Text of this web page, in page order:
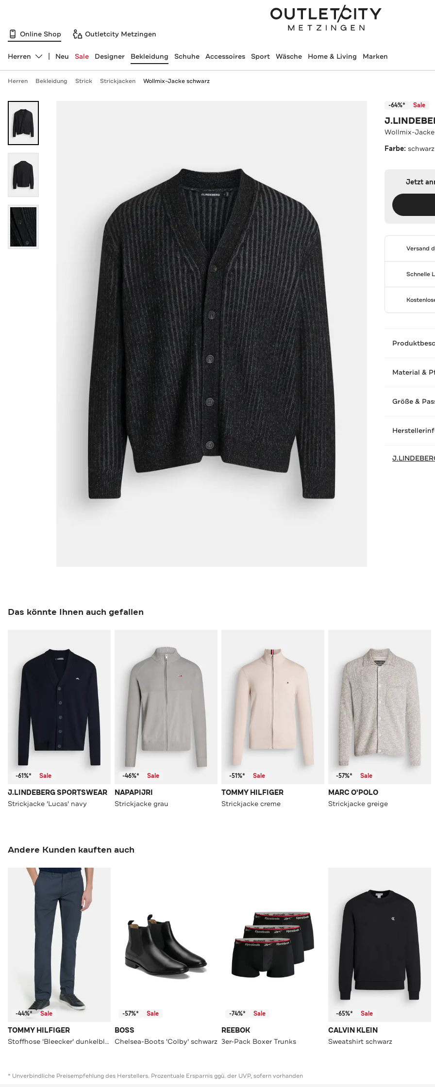
Online Shop Outletcity Metzingen
Abteilung ändern, ausgewählt:
Herren Neu Sale Designer Bekleidung Schuhe Accessoires Sport Wäsche Home & Living Marken
Herren Bekleidung Strick Strickjacken Wollmix-Jacke schwarz
-64%* Sale
Wollmix-
Farbe: schwarz
Jetzt
Versand
Schnelle
Material &
Größe &
Das könnte Ihnen auch gefallen
-61%* Sale
J.LINDEBERG SPORTSWEAR
Strickjacke 'Lucas' navy
-46%* Sale
NAPAPIJRI
Strickjacke grau
-51%* Sale
TOMMY HILFIGER
Strickjacke creme
-57%* Sale
MARC O'POLO
Strickjacke greige
Andere Kunden kauften auch
-44%* Sale
TOMMY HILFIGER
Stoffhose 'Bleecker' dunkelblau
-57%* Sale
BOSS
Chelsea-Boots 'Colby' schwarz
-74%* Sale
REEBOK
3er-Pack Boxer Trunks
-65%* Sale
CALVIN KLEIN
Sweatshirt schwarz
* Unverbindliche Preisempfehlung des Herstellers. Prozentuale Ersparnis ggü. der UVP, sofern vorhanden